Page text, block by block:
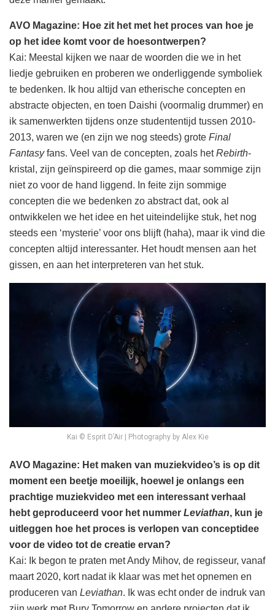
AVO Magazine: Hoe zit het met het proces van hoe je
op het idee komt voor de hoesontwerpen?
Kai: Meestal kijken we naar de woorden die we in het
liedje gebruiken en proberen we onderliggende symboliek
te bedenken. Ik hou altijd van etherische concepten en
abstracte objecten, en toen Daishi (voormalig drummer) en
ik samenwerkten tijdens onze studententijd tussen 2010-
2013, waren we (en zijn we nog steeds) grote Final
Fantasyfans. Veel van de concepten, zoals hetRebirth-
kristal, zijn geïnspireerd op die games, maar sommige zijn
niet zo voor de hand liggend. In feite zijn sommige
concepten die we bedenken zo abstract dat, ook al
ontwikkelen we het idee en het uiteindelijke stuk, het nog
steeds een ‘mysterie’ voor ons blijft (haha), maar ik vind die
concepten altijd interessanter. Het houdt mensen aan het
gissen, en aan het interpreteren van het stuk.
Kai © Esprit D’Air | Photography by Alex Kie
AVO Magazine: Het maken van muziekvideo’s is op dit
moment een beetje moeilijk, hoewel je onlangs een
prachtige muziekvideo met een interessant verhaal
hebt geproduceerd voor het nummer Leviathan, kun je
uitleggen hoe het proces is verlopen van conceptidee
voor de video tot de creatie ervan?
Kai: Ik begon te praten met Andy Mihov, de regisseur, vanaf
maart 2020, kort nadat ik klaar was met het opnemen en
produceren van Leviathan. Ik was echt onder de indruk van